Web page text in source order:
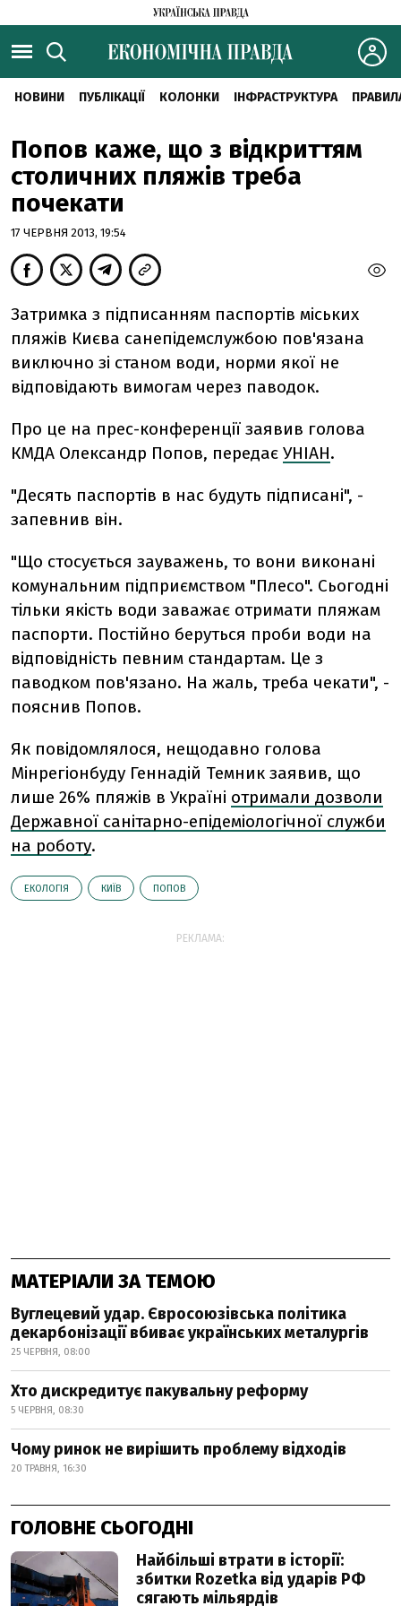
НОВИНИ ПУБЛІКАЦІЇ КОЛОНКИ ІНФРАСТРУКТУРА
Попов каже, що з відкриттям
столичних пляжів треба
почекати
17 ЧЕРВНЯ 2013, 19:54
Затримка з підписанням паспортів міських
пляжів Києва санепідемслужбою пов'язана
виключно зі станом води, норми якої не
відповідають вимогам через паводок.
Про це на прес-конференції заявив голова
КМДА Олександр Попов, передає УНІАН.
"Десять паспортів в нас будуть підписані", -
запевнив він.
"Що стосується зауважень, то вони виконані
комунальним підприємством "Плесо". Сьогодні
тільки якість води заважає отримати пляжам
паспорти. Постійно беруться проби води на
відповідність певним стандартам. Це з
паводком пов'язано. На жаль, треба чекати", -
пояснив Попов.
Як повідомлялося, нещодавно голова
Мінрегіонбуду Геннадій Темник заявив, що
лише 26% пляжів в Україні отримали дозволи
Державної санітарно-епідеміологічної служби
на роботу.
ЕКОЛОГІЯ КИЇВ ПОПОВ
РЕКЛАМА:
МАТЕРІАЛИ ЗА ТЕМОЮ
Вуглецевий удар. Євросоюзівська політика
декарбонізації вбиває українських металургів
25 ЧЕРВНЯ, 08:00
Хто дискредитує пакувальну реформу
5 ЧЕРВНЯ, 08:30
Чому ринок не вирішить проблему відходів
20 ТРАВНЯ, 16:30
ГОЛОВНЕ СЬОГОДНІ
Найбільші втрати в історії:
збитки Rozetka від ударів РФ
сягають мільярдів